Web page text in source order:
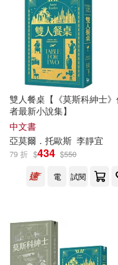
漫遊者文化(16)
Linfair Records
Warner Classics(1)
配送方式
可超商取貨(10)
可港澳店取(9)
雙人餐桌【《莫斯科紳士
者最新小說集】
中文書
亞莫爾 ． 托歐斯 李靜宜
79 折 $434 $550
電
試閱